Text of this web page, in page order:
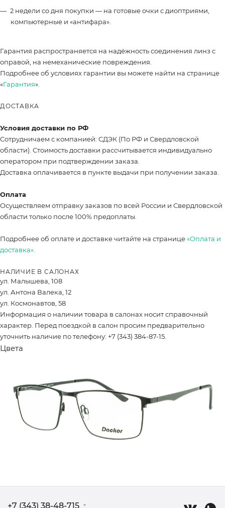
2 недели со дня покупки — на готовые очки с диоптриями,
компьютерные и «антифара».
Гарантия распространяется на надёжность соединения линз с
оправой, на немеханические повреждения.
Подробнее об условиях гарантии вы можете найти на странице
«Гарантия».
ДОСТАВКА
Условия доставки по РФ
Сотрудничаем с компанией: СДЭК (По РФ и Свердловской
области). Стоимость доставки рассчитывается индивидуально
оператором при подтверждении заказа.
Доставка оплачивается в пункте выдачи при получении заказа.
Оплата
Осуществляем отправку заказов по всей России и Свердловской
области только после 100% предоплаты.
Подробнее об оплате и доставке читайте на странице«Оплата и
доставка».
НАЛИЧИЕ В САЛОНАХ
ул. Малышева, 108
ул. Антона Валека, 12
ул. Космонавтов, 58
Информация о наличии товара в салонах носит справочный
характер. Перед поездкой в салон просим предварительно
уточнить наличие по телефону: +7 (343) 384-87-15.
Цвета
+7 (343) 38-48-715